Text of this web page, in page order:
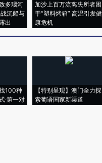
多瑙河
沉船与
出
加沙上百万流离失所者困
于“塑料烤箱” 高温引发健
康危机
100种
·第一对
【特别呈现】澳门全力探
索葡语国家新渠道